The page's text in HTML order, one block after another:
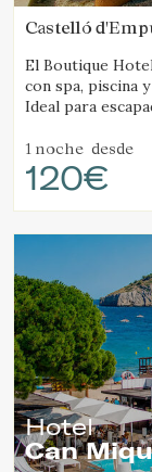
Castelló
El Boutique
con spa, piscina
Ideal para
1 noche desde
120€
Hotel
Can